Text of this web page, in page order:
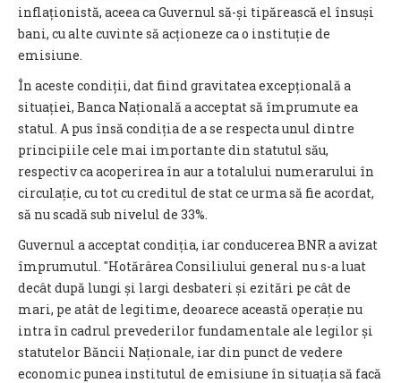
inflaționistă, aceea ca Guvernul să-și tipărească el însuși
bani, cu alte cuvinte să acționeze ca o instituție de
emisiune.
În aceste condiții, dat fiind gravitatea excepțională a
situației, Banca Națională a acceptat să împrumute ea
statul. A pus însă condiția de a se respecta unul dintre
principiile cele mai importante din statutul său,
respectiv ca acoperirea în aur a totalului numerarului în
circulație, cu tot cu creditul de stat ce urma să fie acordat,
să nu scadă sub nivelul de 33%.
Guvernul a acceptat condiția, iar conducerea BNR a avizat
împrumutul. "Hotărârea Consiliului general nu s-a luat
decât după lungi și largi desbateri și ezitări pe cât de
mari, pe atât de legitime, deoarece această operație nu
intra în cadrul prevederilor fundamentale ale legilor și
statutelor Băncii Naționale, iar din punct de vedere
economic punea institutul de emisiune în situația să facă